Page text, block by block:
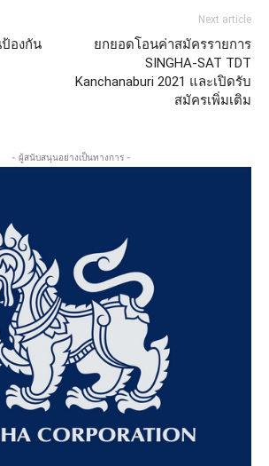
องกัน
Next article
ยกยอดโอนค่าสมัครรายการ
SINGHA-SAT TDT
Kanchanaburi 2021 และเปิดรับ
สมัครเพิ่มเติม
- ผู้สนับสนุนอย่างเป็นทางการ -